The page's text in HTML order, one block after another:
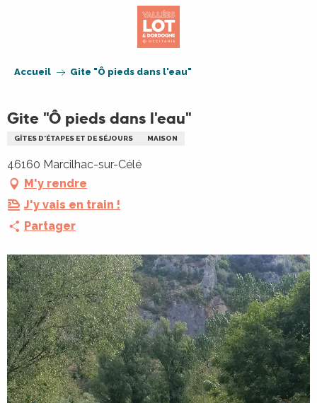
Accueil Gite "Ô pieds dans l'eau"
Gite "Ô pieds dans l'eau"
GÎTES D'ÉTAPES ET DE SÉJOURS MAISON
46160 Marcilhac-sur-Célé
M'y rendre
J'y vais en train !
Partager